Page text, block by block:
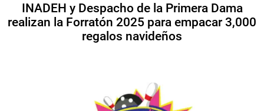
INADEH y Despacho de la Primera Dama
realizan la Forratón 2025 para empacar 3,000
regalos navideños